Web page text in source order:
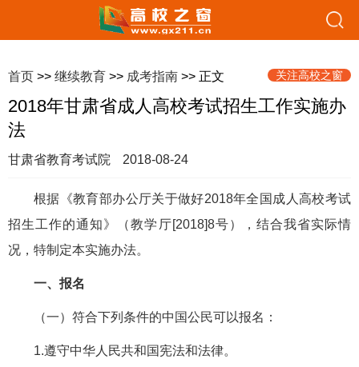
首页 >> 继续教育 >> 成考指南 >> 正文 关注高校之窗
2018年甘肃省成人高校考试招生工作实施办
法
甘肃省教育考试院 2018-08-24
根据《教育部办公厅关于做好2018年全国成人高校考试
招生工作的通知》（教学厅[2018]8号），结合我省实际情
况，特制定本实施办法。
一、报名
（一）符合下列条件的中国公民可以报名：
1.遵守中华人民共和国宪法和法律。